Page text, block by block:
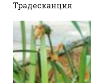
Традесканция